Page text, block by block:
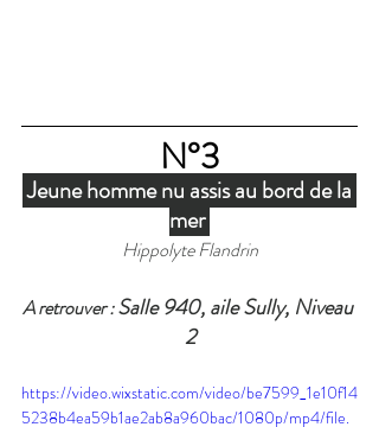
N°3
Jeune homme nu assis au bord de la
mer
Hippolyte Flandrin
A retrouver : Salle 940, aile Sully, Niveau
2
https://video.wixstatic.com/video/be7599_1e10f14
5238b4ea59b1ae2ab8a960bac/1080p/mp4/file.